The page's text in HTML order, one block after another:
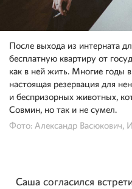
После выхода из интерната
бесплатную квартиру от
как в ней жить. Многие годы
настоящая резервация для
и беспризорных животных,
Совмин, но так и не сумел.
Фото: Александр Васюкович,
Саша согласился